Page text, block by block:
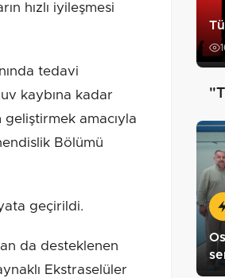
hızlı iyileşmesi
tedavi
kaybına kadar
amacıyla
Bölümü
geçirildi.
da desteklenen
Ekstraselüler